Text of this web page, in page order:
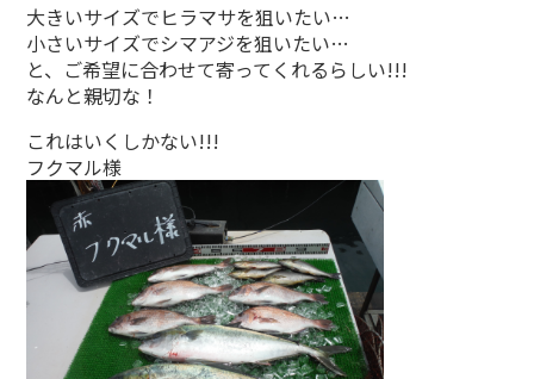
大きいサイズでヒラマサを狙いたい…
小さいサイズでシマアジを狙いたい…
と、ご希望に合わせて寄ってくれるらしい!!!
なんと親切な！
これはいくしかない!!!
フクマル様